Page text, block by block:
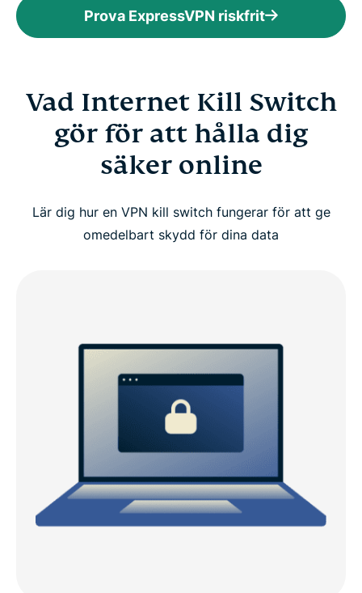
Prova ExpressVPN riskfrit
Vad Internet Kill Switch
gör för att hålla dig
säker online
Lär dig hur en VPN kill switch fungerar för att ge
omedelbart skydd för dina data